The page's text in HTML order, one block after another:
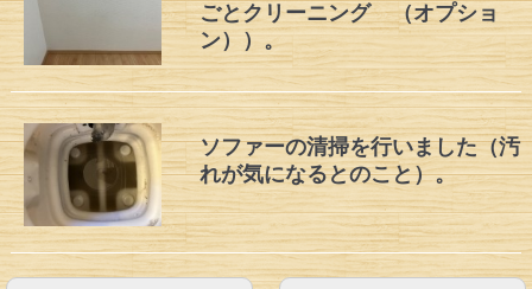
ごとクリーニング （オプショ
ン））。
ソファーの清掃を行いました（汚
れが気になるとのこと）。